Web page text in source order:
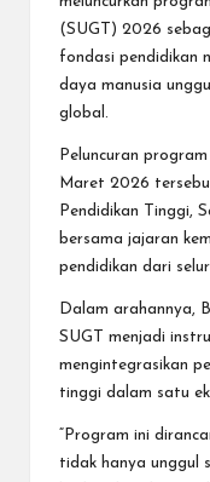
(SUGT) 2026
fondasi pendidikan
daya manusia
global.
Peluncuran
Maret 2026
Pendidikan Tinggi,
bersama jajaran
pendidikan dari
Dalam arahannya,
SUGT menjadi
mengintegrasikan
tinggi dalam satu
“Program ini
tidak hanya unggul